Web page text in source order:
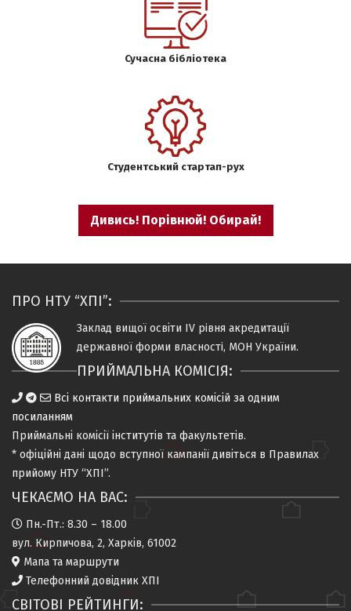
Сучасна бібліотека
Студентський стартап-рух
Дивись! Порівнюй! Обирай!
ПРО НТУ “ХПІ”:
Заклад вищої освіти IV рiвня акредитацiї
державної форми власностi, МОН України.
ПРИЙМАЛЬНА КОМІСІЯ:
Всі контакти приймальних комісій за одним
посиланням
Приймальні комісії інститутів та факультетів.
* офіційні дані щодо вступної кампанії дивіться в Правилах
прийому НТУ “ХПІ”.
ЧЕКАЄМО НА ВАС:
Пн.-Пт.: 8.30 – 18.00
вул. Кирпичова, 2, Харків, 61002
Мапа та маршрути
Телефонний довідник ХПІ
СВІТОВІ РЕЙТИНГИ: